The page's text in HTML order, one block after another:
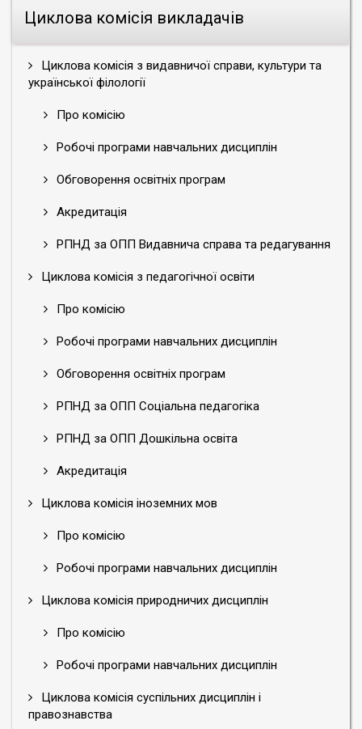
Циклова комісія викладачів
Циклова комісія з видавничої справи, культури та
української філології
Про комісію
Робочі програми навчальних дисциплін
Обговорення освітніх програм
Акредитація
РПНД за ОПП Видавнича справа та редагування
Циклова комісія з педагогічної освіти
Про комісію
Робочі програми навчальних дисциплін
Обговорення освітніх програм
РПНД за ОПП Соціальна педагогіка
РПНД за ОПП Дошкільна освіта
Акредитація
Циклова комісія іноземних мов
Про комісію
Робочі програми навчальних дисциплін
Циклова комісія природничих дисциплін
Про комісію
Робочі програми навчальних дисциплін
Циклова комісія суспільних дисциплін і
правознавства